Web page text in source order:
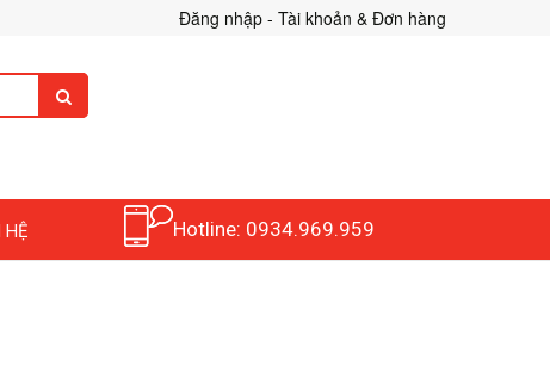
Đăng nhập - Tài khoản & Đơn hàng
HỆ
Hotline: 0934.969.959